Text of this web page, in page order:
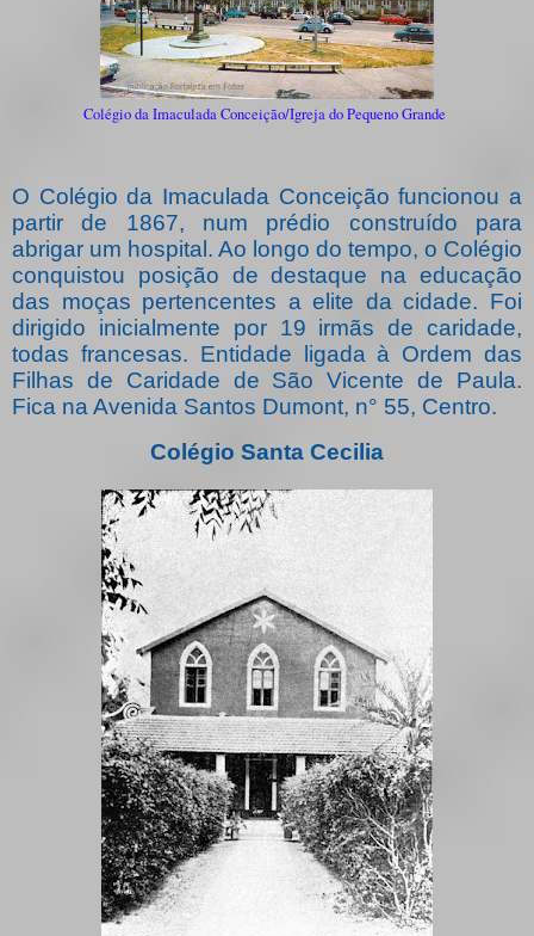
Colégio da Imaculada Conceição/Igreja do Pequeno Grande
O Colégio da Imaculada Conceição funcionou a
partir de 1867, num prédio construído para
abrigar um hospital. Ao longo do tempo, o Colégio
conquistou posição de destaque na educação
das moças pertencentes a elite da cidade. Foi
dirigido inicialmente por 19 irmãs de caridade,
todas francesas. Entidade ligada à Ordem das
Filhas de Caridade de São Vicente de Paula.
Fica na Avenida Santos Dumont, n° 55, Centro.
Colégio Santa Cecilia